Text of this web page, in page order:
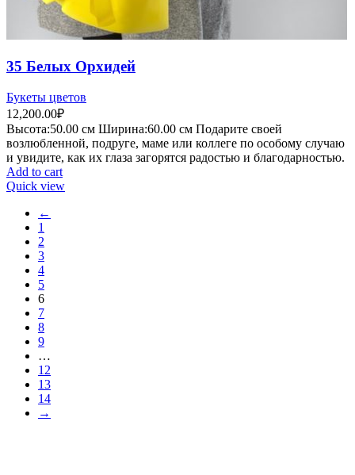
35 Белых Орхидей
Букеты цветов
12,200.00₽
Высота:50.00 см Ширина:60.00 см Подарите своей
возлюбленной, подруге, маме или коллеге по особому случаю
и увидите, как их глаза загорятся радостью и благодарностью.
Add to cart
Quick view
←
1
2
3
4
5
6
7
8
9
…
12
13
14
→